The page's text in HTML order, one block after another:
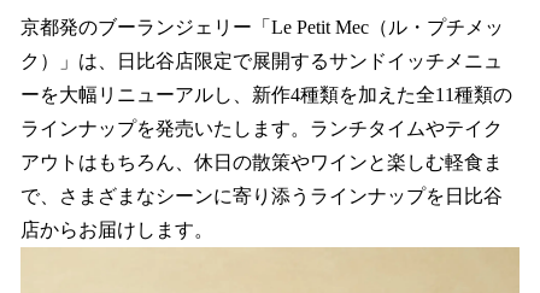
！
数
を
読
み
込
み
中
で
す
京都発のブーランジェリー「Le Petit Mec（ル・プチメッ
ク）」は、日比谷店限定で展開するサンドイッチメニュ
ーを大幅リニューアルし、新作4種類を加えた全11種類の
ラインナップを発売いたします。ランチタイムやテイク
アウトはもちろん、休日の散策やワインと楽しむ軽食ま
で、さまざまなシーンに寄り添うラインナップを日比谷
店からお届けします。